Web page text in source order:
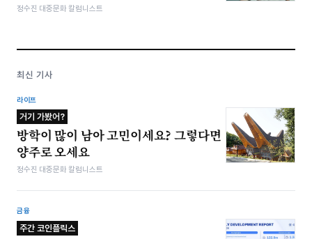
정수진 대중문화 칼럼니스트
최신 기사
라이프
거기 가봤어?
방학이 많이 남아 고민이세요? 그렇다면
양주로 오세요
정수진 대중문화 칼럼니스트
금융
주간 코인플릭스